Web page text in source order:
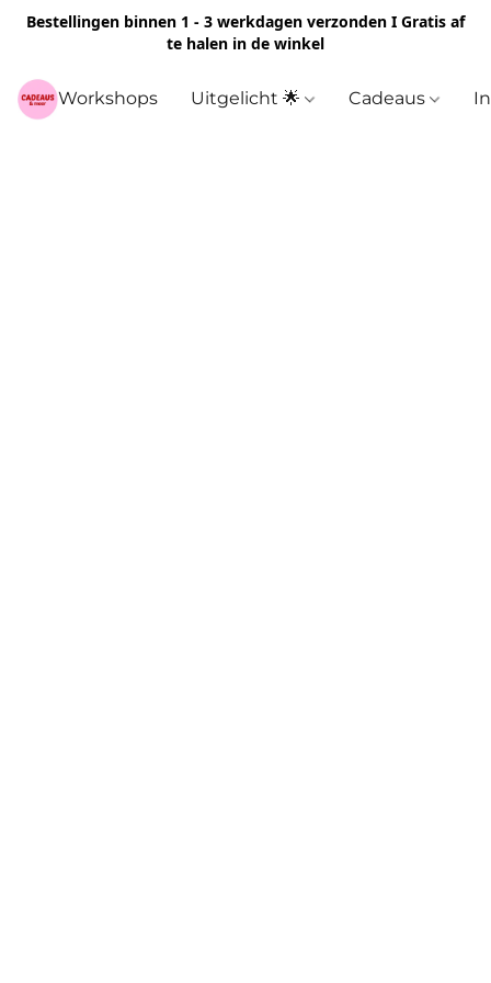
Bestellingen binnen 1 - 3 werkdagen verzonden I Gratis af
te halen in de winkel
Workshops Uitgelicht 🌟 Cadeaus